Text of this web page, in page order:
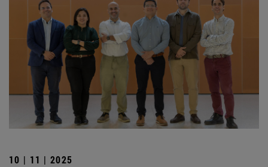
10 | 11 | 2025